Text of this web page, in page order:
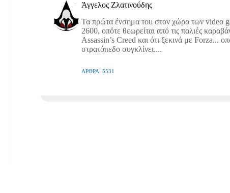
Άγγελος Ζλατινούδης
Τα πρώτα ένσημα του στον χώρο των video
2600, οπότε θεωρείται από τις παλιές
Assassin’s Creed και ότι ξεκινά με Forza...
στρατόπεδο συγκλίνει....
ΆΡΘΡΑ: 5531